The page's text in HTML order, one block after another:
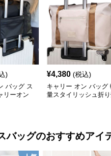
)
バッグ ス
リーオン
¥4,380 (税込)
キャリー オン バッグ
量スタイリッシュ折
バッグのおすすめアイ